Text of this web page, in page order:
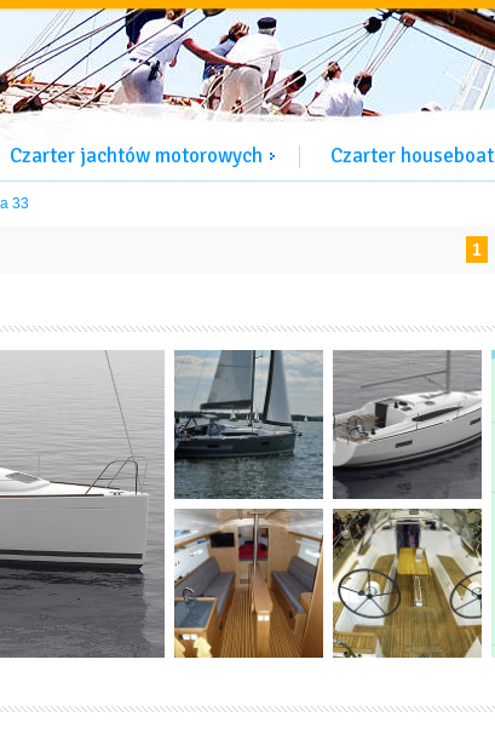
Czarter jachtów motorowych Czarter houseboat
33
1